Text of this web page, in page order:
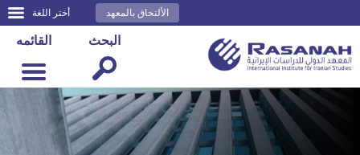
أختر اللغة الألتحاق بالمعهد
القائمه البحث